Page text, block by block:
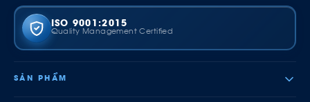
ISO 9001:2015
Quality Management Certified
SẢN PHẨM